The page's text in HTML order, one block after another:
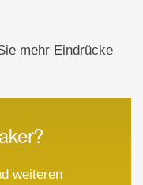
mehr Eindrücke
weiteren